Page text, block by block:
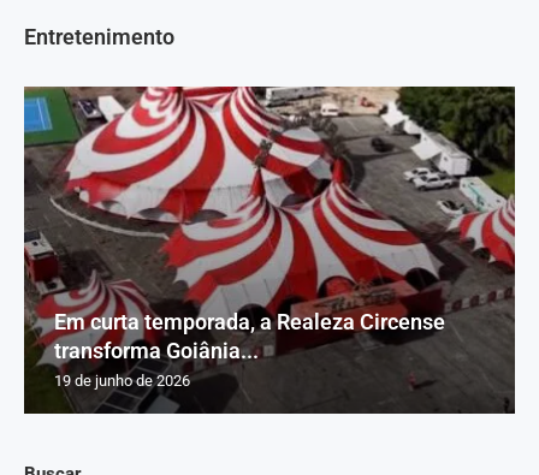
Entretenimento
Em curta temporada, a Realeza Circense
transforma Goiânia...
19 de junho de 2026